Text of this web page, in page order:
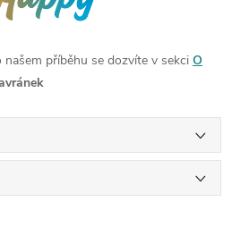
příběhu se dozvíte v sekci O